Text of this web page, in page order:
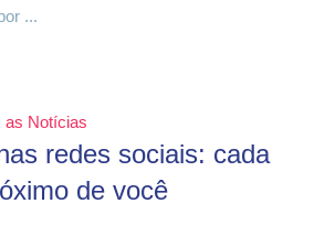
...
as Notícias
redes sociais: cada
de você